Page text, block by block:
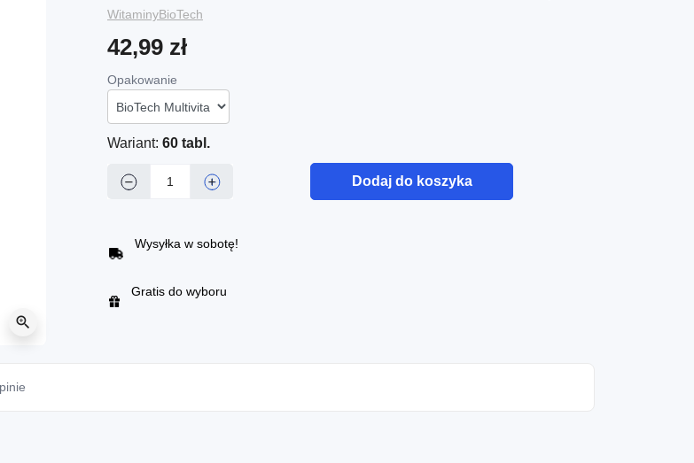
zoom_in
WitaminyBioTech
42,99 zł
Opakowanie
Wariant: 60 tabl.
− + Dodaj do koszyka
Wysyłka w sobotę!
Gratis do wyboru